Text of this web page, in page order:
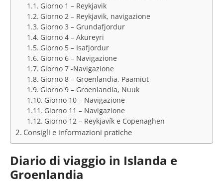
Giorno 1 – Reykjavik
Giorno 2 – Reykjavik, navigazione
Giorno 3 – Grundafjordur
Giorno 4 – Akureyri
Giorno 5 – Isafjordur
Giorno 6 – Navigazione
Giorno 7 -Navigazione
Giorno 8 – Groenlandia, Paamiut
Giorno 9 – Groenlandia, Nuuk
Giorno 10 – Navigazione
Giorno 11 – Navigazione
Giorno 12 – Reykjavík e Copenaghen
Consigli e informazioni pratiche
Diario di viaggio in Islanda e
Groenlandia